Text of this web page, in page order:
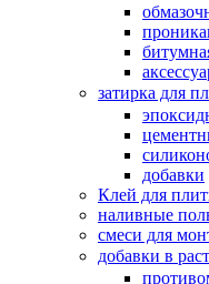
затирка для
добавки
Клей для
наливные
смеси для
добавки в